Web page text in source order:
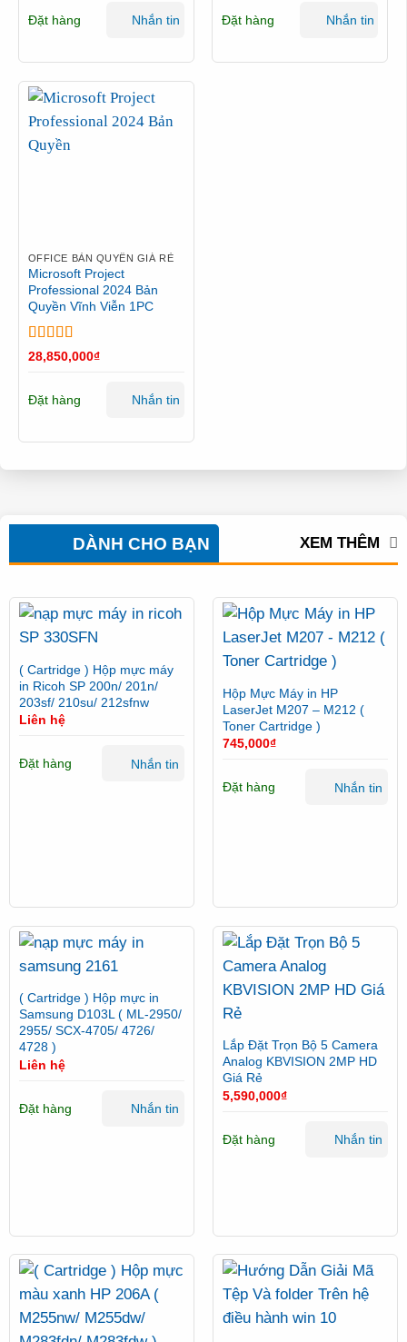
Đặt hàng Nhắn tin Đặt hàng Nhắn tin
OFFICE BẢN QUYỀN GIÁ RẺ
Microsoft Project
Professional 2024 Bản
Quyền Vĩnh Viễn 1PC
Được xếp
28,850,000₫
Đặt hàng Nhắn tin
DÀNH CHO BẠN XEM THÊM
( Cartridge ) Hộp mực máy
in Ricoh SP 200n/ 201n/
203sf/ 210su/ 212sfnw
Liên hệ
Đặt hàng Nhắn tin
Hộp Mực Máy in HP
LaserJet M207 – M212 (
Toner Cartridge )
745,000₫
Đặt hàng Nhắn tin
( Cartridge ) Hộp mực in
Samsung D103L ( ML-2950/
2955/ SCX-4705/ 4726/
4728 )
Liên hệ
Đặt hàng Nhắn tin
Lắp Đặt Trọn Bộ 5 Camera
Analog KBVISION 2MP HD
Giá Rẻ
5,590,000₫
Đặt hàng Nhắn tin